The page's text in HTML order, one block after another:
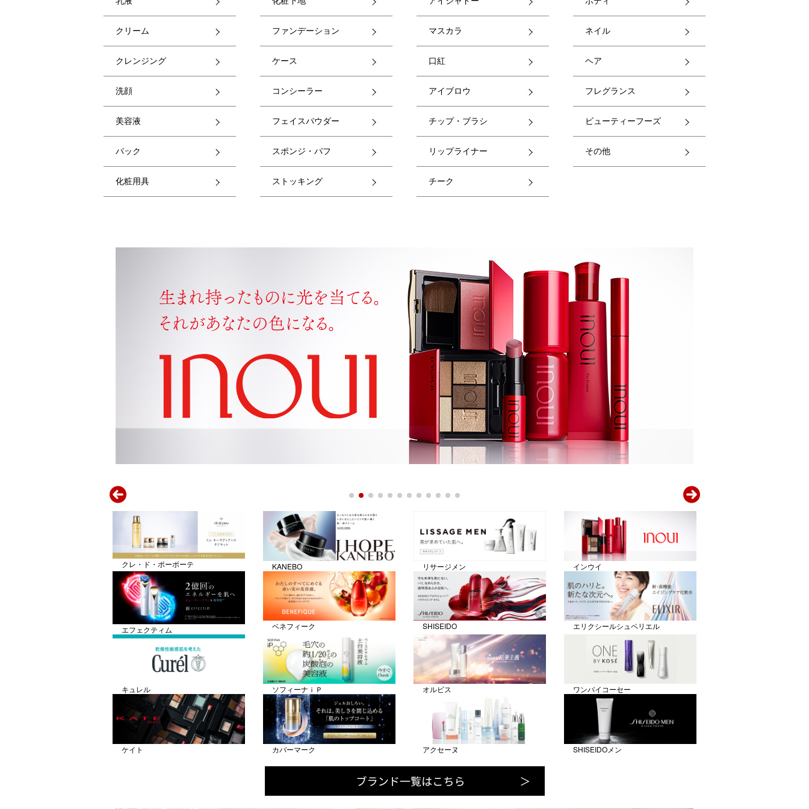
クリーム
クレンジング
洗顔
美容液
パック
化粧用具
ファンデーション
ケース
コンシーラー
フェイスパウダー
スポンジ・パフ
ストッキング
マスカラ
口紅
アイブロウ
チップ・ブラシ
リップライナー
チーク
ネイル
ヘア
フレグランス
ビューティーフーズ
その他